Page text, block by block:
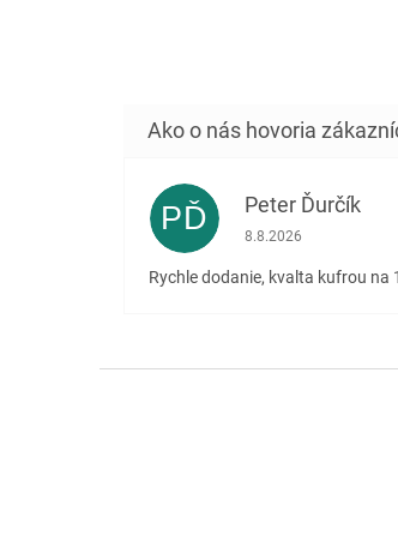
PĎ Peter Ďurčík
Hodnotenie obchodu
8.8.2026
Rychle dodanie, kvalta kufrou na